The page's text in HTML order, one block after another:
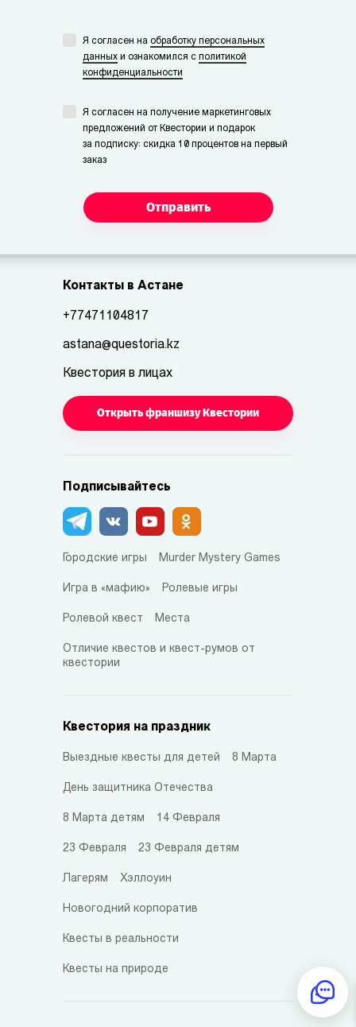
Я согласен на обработку персональных
данных и ознакомился с политикой
конфиденциальности
Я согласен на получение маркетинговых
предложений от Квестории и подарок
за подписку: скидка 10 процентов на первый
заказ
Отправить
Контакты в Астане
+77471104817
astana@questoria.kz
Квестория в лицах
Открыть франшизу Квестории
Подписывайтесь
Городские игры Murder Mystery Games
Игра в «мафию» Ролевые игры
Ролевой квест Места
Отличие квестов и квест-румов от
квестории
Квестория на праздник
Выездные квесты для детей 8 Марта
День защитника Отечества
8 Марта детям 14 Февраля
23 Февраля 23 Февраля детям
Лагерям Хэллоуин
Новогодний корпоратив
Квесты в реальности
Квесты на природе